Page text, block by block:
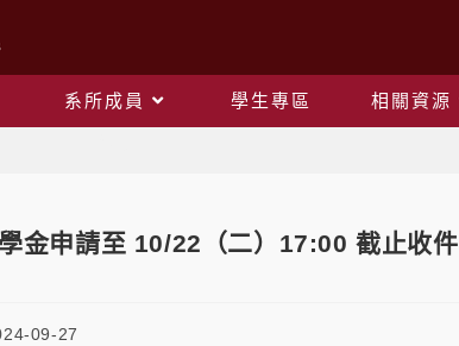
系所成員 學生專區 相關資源
金申請至 10/22（二）17:00 截止收件
09-27